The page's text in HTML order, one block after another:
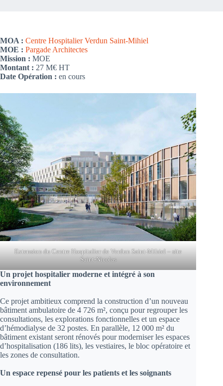
MOA : Centre Hospitalier Verdun Saint-Mihiel
MOE : Pargade Architectes
Mission : MOE
Montant : 27 M€ HT
Date Opération : en cours
Extension du Centre Hospitalier de Verdun Saint-Mihiel – site
Saint-Nicolas
Un projet hospitalier moderne et intégré à son
environnement
Ce projet ambitieux comprend la construction d’un nouveau
bâtiment ambulatoire de 4 726 m², conçu pour regrouper les
consultations, les explorations fonctionnelles et un espace
d’hémodialyse de 32 postes. En parallèle, 12 000 m² du
bâtiment existant seront rénovés pour moderniser les espaces
d’hospitalisation (186 lits), les vestiaires, le bloc opératoire et
les zones de consultation.
Un espace repensé pour les patients et les soignants